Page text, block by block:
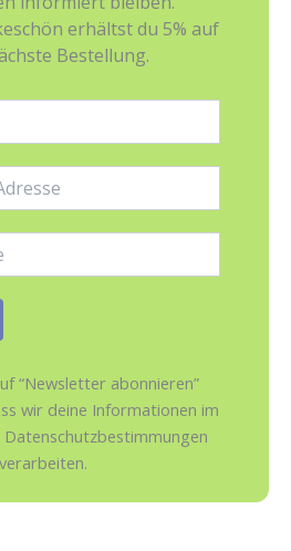
erhältst du 5% auf
Bestellung.
“Newsletter abonnieren”
wir deine Informationen im
Datenschutzbestimmungen
verarbeiten.